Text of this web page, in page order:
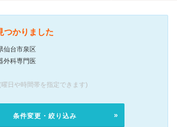
つかりました
仙台市泉区
外科専門医
曜日や時間帯を指定できます)
条件変更・絞り込み